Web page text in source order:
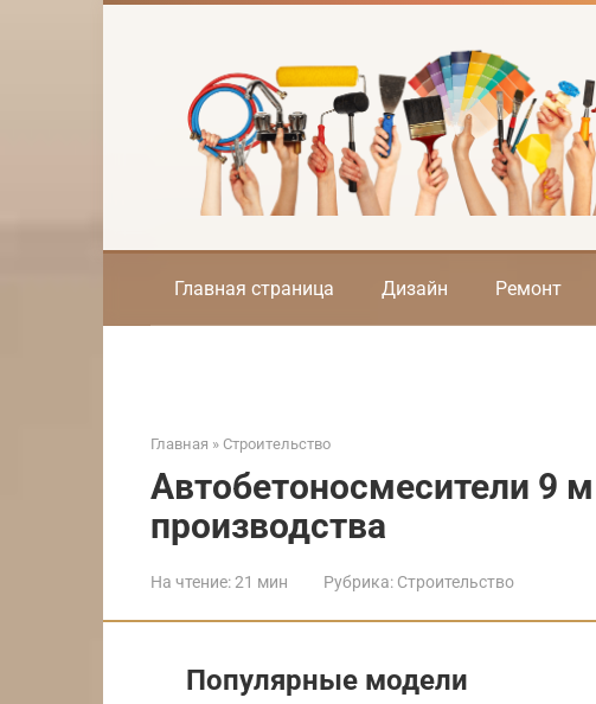
Главная страница Дизайн Ремонт
Главная » Строительство
Автобетоносмесители 9
производства
На чтение:21 мин Рубрика: Строительство
Популярные модели